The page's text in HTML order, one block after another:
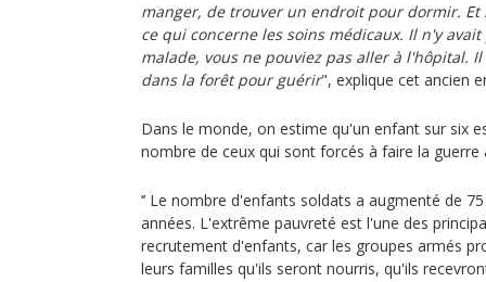
manger, de trouver un endroit pour dormir.
ce qui concerne les soins médicaux. Il n'y
malade, vous ne pouviez pas aller à l'hôpital.
dans la forêt pour guérir", explique cet ancien
Dans le monde, on estime qu'un enfant sur six
nombre de ceux qui sont forcés à faire la guerre
‘’ Le nombre d'enfants soldats a augmenté de
années. L'extrême pauvreté est l'une des
recrutement d'enfants, car les groupes armés
leurs familles qu'ils seront nourris, qu'ils